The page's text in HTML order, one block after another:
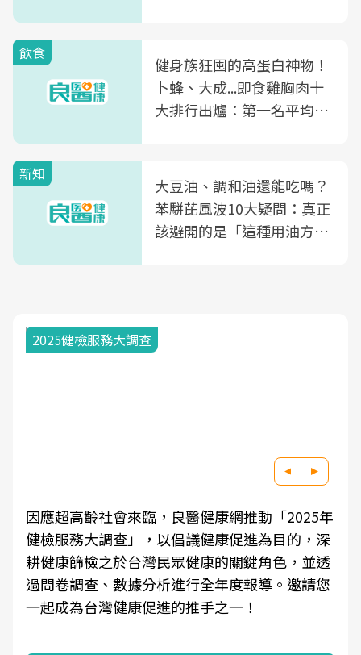
飲食
健身族狂囤的高蛋白神物！
卜蜂、大成...即食雞胸肉十
大排行出爐：第一名平均一
新知
大豆油、調和油還能吃嗎？
苯駢芘風波10大疑問：真正
該避開的是「這種用油方
2025健檢服務大調查
因應超高齡社會來臨，良醫健康網推動「2025年
健檢服務大調查」，以倡議健康促進為目的，深
耕健康篩檢之於台灣民眾健康的關鍵角色，並透
過問卷調查、數據分析進行全年度報導。邀請您
一起成為台灣健康促進的推手之一！